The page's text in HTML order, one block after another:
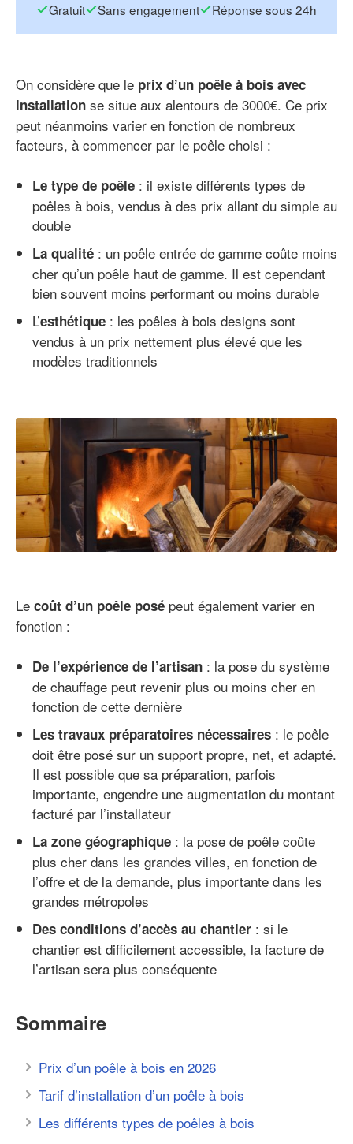
Gratuit Sans engagement Réponse sous 24h
On considère que le prix d’un poêle à bois avec
installation se situe aux alentours de 3000€. Ce prix
peut néanmoins varier en fonction de nombreux
facteurs, à commencer par le poêle choisi :
Le type de poêle : il existe différents types de
poêles à bois, vendus à des prix allant du simple au
double
La qualité : un poêle entrée de gamme coûte moins
cher qu’un poêle haut de gamme. Il est cependant
bien souvent moins performant ou moins durable
L’esthétique : les poêles à bois designs sont
vendus à un prix nettement plus élevé que les
modèles traditionnels
Le coût d’un poêle posé peut également varier en
fonction :
De l’expérience de l’artisan : la pose du système
de chauffage peut revenir plus ou moins cher en
fonction de cette dernière
Les travaux préparatoires nécessaires : le poêle
doit être posé sur un support propre, net, et adapté.
Il est possible que sa préparation, parfois
importante, engendre une augmentation du montant
facturé par l’installateur
La zone géographique : la pose de poêle coûte
plus cher dans les grandes villes, en fonction de
l’offre et de la demande, plus importante dans les
grandes métropoles
Des conditions d’accès au chantier : si le
chantier est difficilement accessible, la facture de
l’artisan sera plus conséquente
Sommaire
Prix d’un poêle à bois en 2026
Tarif d’installation d’un poêle à bois
Les différents types de poêles à bois